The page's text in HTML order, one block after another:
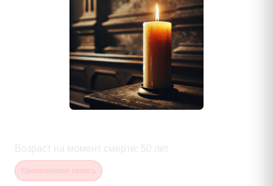
Возраст на момент смерти : 50 лет